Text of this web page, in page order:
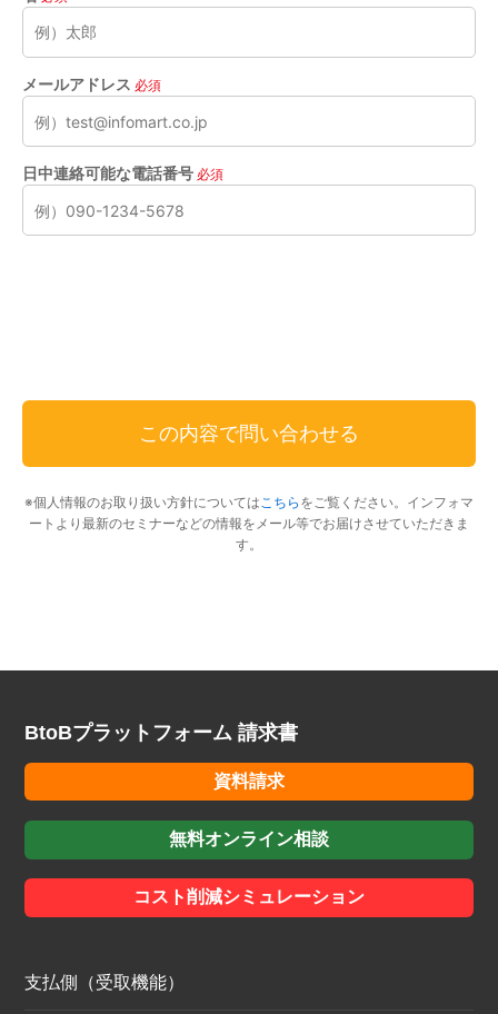
BtoBプラットフォーム 請求書
資料請求
無料オンライン相談
コスト削減シミュレーション
支払側（受取機能）